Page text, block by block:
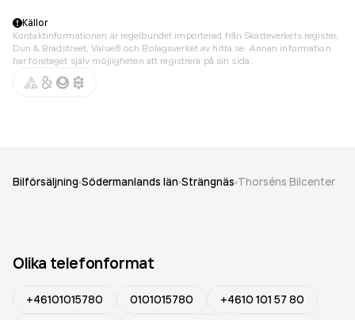
Källor
Kontaktinformationen är regelbundet importerad från Skatteverkets register,
Dun & Bradstreet, Value8 och Bolagsverket av hitta.se. Annan information
har företaget själv möjligheten att registrera på sin sida.
Bilförsäljning Södermanlands län Strängnäs Thorséns Bilcenter
Olika telefonformat
+46101015780 0101015780
+4610 101 57 80